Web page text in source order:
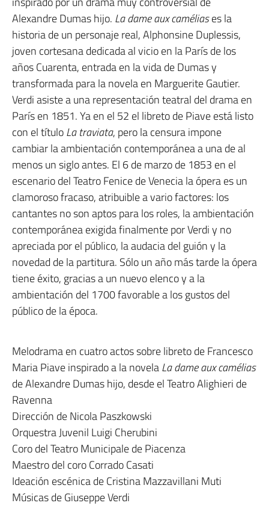
Alexandre Dumas hijo. La dame aux caméliases la
historia de un personaje real, Alphonsine Duplessis,
joven cortesana dedicada al vicio en la París de los
años Cuarenta, entrada en la vida de Dumas y
transformada para la novela en Marguerite Gautier.
Verdi asiste a una representación teatral del drama en
París en 1851. Ya en el 52 el libreto de Piave está listo
con el títuloLa traviata, pero la censura impone
cambiar la ambientación contemporánea a una de al
menos un siglo antes. El 6 de marzo de 1853 en el
escenario del Teatro Fenice de Venecia la ópera es un
clamoroso fracaso, atribuible a vario factores: los
cantantes no son aptos para los roles, la ambientación
contemporánea exigida finalmente por Verdi y no
apreciada por el público, la audacia del guión y la
novedad de la partitura. Sólo un año más tarde la ópera
tiene éxito, gracias a un nuevo elenco y a la
ambientación del 1700 favorable a los gustos del
público de la época.
Melodrama en cuatro actos sobre libreto de Francesco
Maria Piave inspirado a la novelaLa dame aux camélias
de Alexandre Dumas hijo, desde el Teatro Alighieri de
Ravenna
Dirección de Nicola Paszkowski
Orquestra Juvenil Luigi Cherubini
Coro del Teatro Municipale de Piacenza
Maestro del coro Corrado Casati
Ideación escénica de Cristina Mazzavillani Muti
Músicas de Giuseppe Verdi